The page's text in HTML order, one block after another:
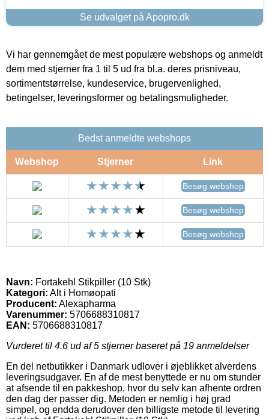
Se udvalget på Apopro.dk
Vi har gennemgået de mest populære webshops og anmeldt
dem med stjerner fra 1 til 5 ud fra bl.a. deres prisniveau,
sortimentstørrelse, kundeservice, brugervenlighed,
betingelser, leveringsformer og betalingsmuligheder.
Bedst anmeldte webshops
Webshop Stjerner Link
Besøg webshop
Besøg webshop
Besøg webshop
Navn: Fortakehl Stikpiller (10 Stk)
Kategori: Alt i Homøopati
Producent: Alexapharma
Varenummer: 5706688310817
EAN: 5706688310817
Vurderet til 4.6 ud af 5 stjerner baseret på 19 anmeldelser
En del netbutikker i Danmark udlover i øjeblikket alverdens
leveringsudgaver. En af de mest benyttede er nu om stunder
at afsende til en pakkeshop, hvor du selv kan afhente ordren
den dag der passer dig. Metoden er nemlig i høj grad
simpel, og endda derudover den billigste metode til levering